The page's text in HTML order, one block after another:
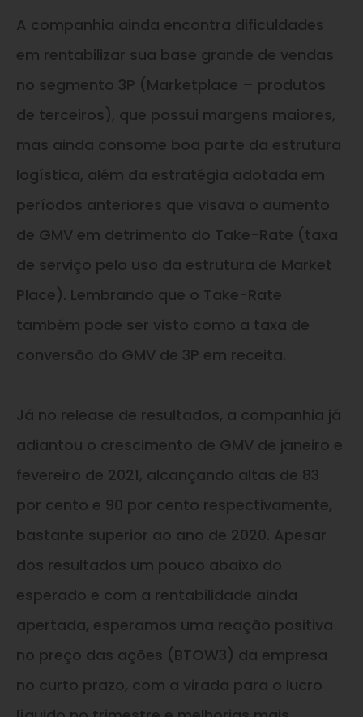
A companhia ainda encontra dificuldades
em rentabilizar sua base grande de vendas
no segmento 3P (Marketplace – produtos
de terceiros), que possui margens maiores,
mas ainda consome boa parte da estrutura
logística, além da estratégia adotada em
períodos anteriores que visava o aumento
de GMV em detrimento do Take-Rate (taxa
de serviço pelo uso da estrutura de Market
Place). Lembrando que o Take-Rate
também pode ser visto como a taxa de
conversão do GMV de 3P em receita.
Já no release de resultados, a companhia já
adiantou o crescimento de GMV de janeiro e
fevereiro de 2021, alcançando altas de 83
por cento e 90 por cento respectivamente,
bastante superior ao ano de 2020. Apesar
dos resultados um pouco abaixo do
esperado e com a rentabilidade ainda
apertada, esperamos uma reação positiva
no preço das ações (BTOW3) da empresa
no curto prazo, com a virada para o lucro